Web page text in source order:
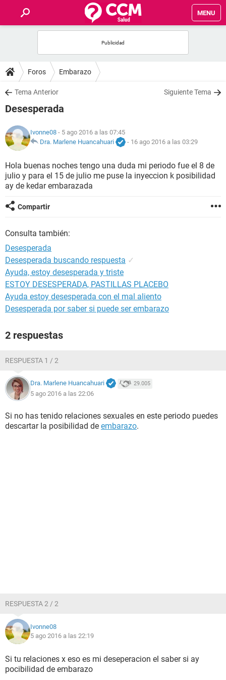
MENU
FOROS
SALUD
NUTRICIÓN
BIENESTAR
Foros Embarazo
Tema Anterior Siguiente Tema
Desesperada
Ivonne08 - 5 ago 2016 a las 07:45
Dra. Marlene Huancahuari
- 16 ago 2016 a las 03:29
Hola buenas noches tengo una duda mi periodo fue el 8 de
julio y para el 15 de julio me puse la inyeccion k posibilidad
ay de kedar embarazada
Compartir
Consulta también:
Desesperada
Desesperada buscando respuesta ✓
Ayuda, estoy desesperada y triste
ESTOY DESESPERADA, PASTILLAS PLACEBO
Ayuda estoy desesperada con el mal aliento
Desesperada por saber si puede ser embarazo
2 respuestas
RESPUESTA 1 / 2
Dra. Marlene Huancahuari 29.005
5 ago 2016 a las 22:06
Si no has tenido relaciones sexuales en este periodo puedes
descartar la posibilidad de embarazo.
RESPUESTA 2 / 2
Ivonne08
5 ago 2016 a las 22:19
Si tu relaciones x eso es mi deseperacion el saber si ay
pocibilidad de embarazo